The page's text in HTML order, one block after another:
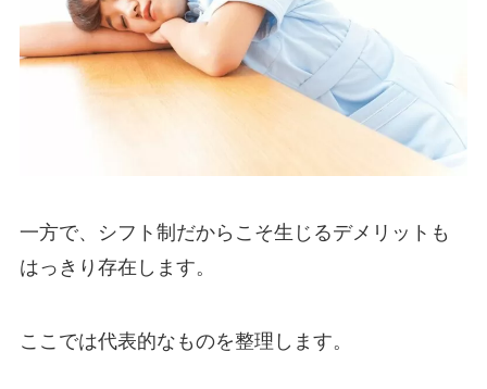
一方で、シフト制だからこそ生じるデメリットも
はっきり存在します。
ここでは代表的なものを整理します。